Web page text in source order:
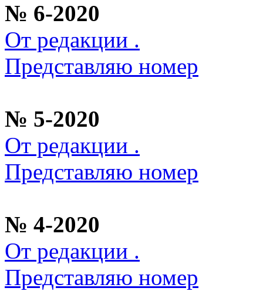
№ 6-2020
От редакции .
Представляю номер
№ 5-2020
От редакции .
Представляю номер
№ 4-2020
От редакции .
Представляю номер